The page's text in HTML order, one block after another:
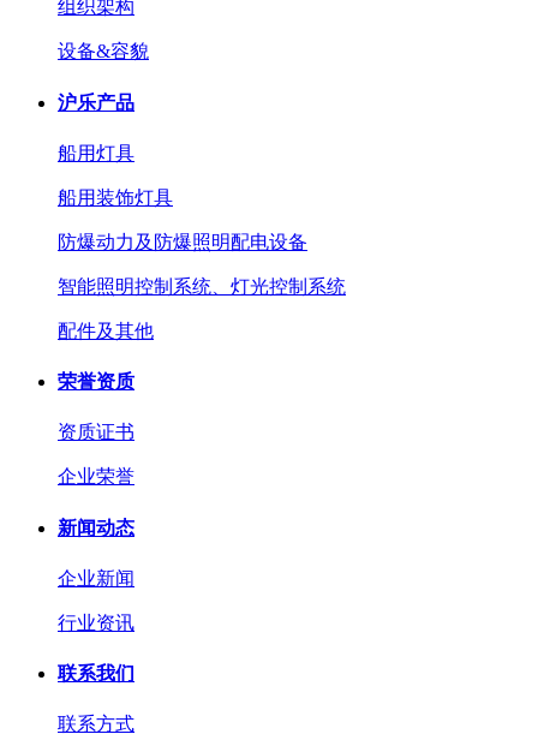
组织架构
设备&容貌
沪乐产品
船用灯具
船用装饰灯具
防爆动力及防爆照明配电设备
智能照明控制系统、灯光控制系统
配件及其他
荣誉资质
资质证书
企业荣誉
新闻动态
企业新闻
行业资讯
联系我们
联系方式